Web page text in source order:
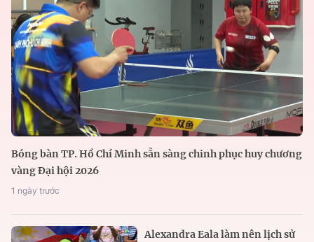
Bóng bàn TP. Hồ Chí Minh sẵn sàng chinh phục huy chương
vàng Đại hội 2026
1 ngày trước
Alexandra Eala làm nên lịch sử